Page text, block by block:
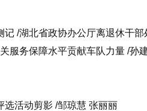
/湖北省政协办公厅离退休干部
服务保障水平贡献车队力量 /孙
活动剪影 /邹琼慧 张丽丽